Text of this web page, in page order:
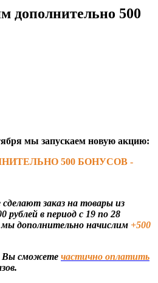
дополнительно 500
мы запускаем новую акцию:
500 БОНУСОВ -
заказ на товары из
рублей в период с 19 по 28
дополнительно начислим +500
Вы сможете частично оплатить